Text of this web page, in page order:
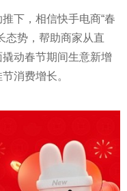
下，相信快手电商“春
态势，帮助商家从直
动春节期间生意新增
消费增长。